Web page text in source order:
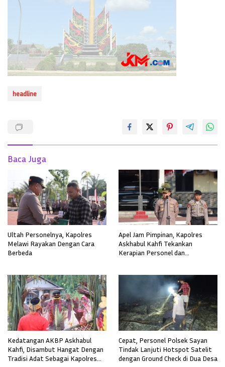
headline
Baca Juga
Ultah Personelnya, Kapolres
Melawi Rayakan Dengan Cara
Berbeda
Apel Jam Pimpinan, Kapolres
Askhabul Kahfi Tekankan
Kerapian Personel dan
Kedatangan AKBP Askhabul
Kahfi, Disambut Hangat Dengan
Tradisi Adat Sebagai Kapolres
Cepat, Personel Polsek Sayan
Tindak Lanjuti Hotspot Satelit
dengan Ground Check di Dua Desa